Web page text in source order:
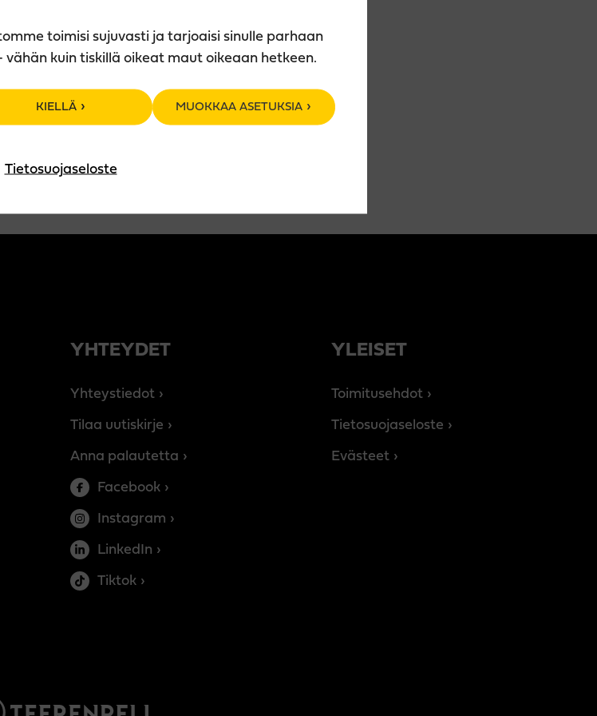
toimisi sujuvasti ja tarjoaisi sinulle parhaan
kuin tiskillä oikeat maut oikeaan hetkeen.
KIELLÄ MUOKKAA ASETUKSIA
Tietosuojaseloste
100% puuvilla
Konepesu 40 °C
YHTEYDET
Yhteystiedot
Tilaa uutiskirje
Anna palautetta
Facebook
Instagram
LinkedIn
Tiktok
YLEISET
Toimitusehdot
Tietosuojaseloste
Evästeet